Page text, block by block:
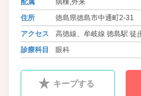
住所
徳島県徳島市中通町2-31
アクセス
高徳線、牟岐線 徳島駅 徒
診療科目
眼科
キープする